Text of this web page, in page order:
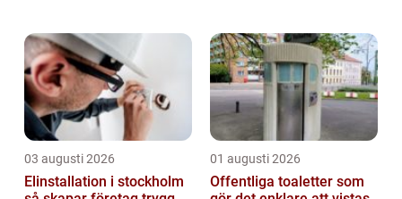
03 augusti 2026
Elinstallation i stockholm
01 augusti 2026
Offentliga toaletter som